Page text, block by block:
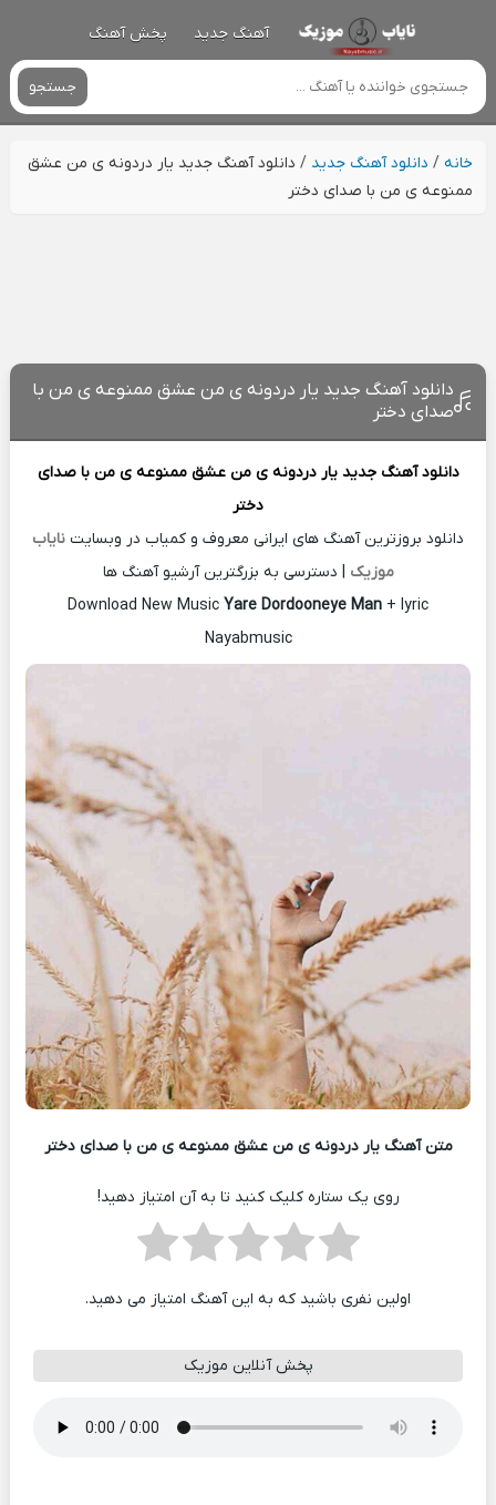
آهنگ جدید پخش آهنگ
جستجو
خانه/ دانلود آهنگ جدید / دانلود آهنگ جدید یار دردونه ی من عشق
ممنوعه ی من با صدای دختر
دانلود آهنگ جدید یار دردونه ی من عشق ممنوعه ی من با
صدای دختر
دانلود آهنگ جدید یار دردونه ی من عشق ممنوعه ی من با صدای
دختر
دانلود بروزترین آهنگ های ایرانی معروف و کمیاب در وبسایت نایاب
موزیک | دسترسی به بزرگترین آرشیو آهنگ ها
Download New Music Yare Dordooneye Man + lyric
Nayabmusic
متن آهنگ یار دردونه ی من عشق ممنوعه ی من با صدای دختر
روی یک ستاره کلیک کنید تا به آن امتیاز دهید!
اولین نفری باشید که به این آهنگ امتیاز می دهید.
پخش آنلاین موزیک